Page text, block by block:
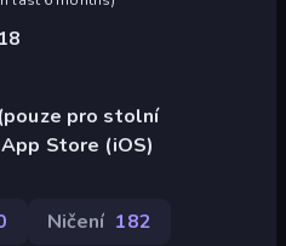
pro stolní
Store (iOS)
Ničení 182